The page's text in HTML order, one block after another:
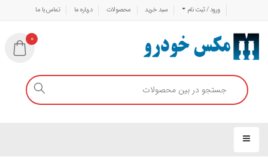
ورود / ثبت نام سبد خرید محصولات درباره ما تماس با ما
0